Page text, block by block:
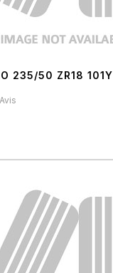
235/50 ZR18 101Y